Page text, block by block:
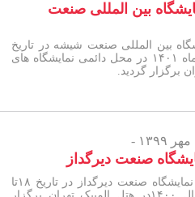
بین المللی صنعت
بین المللی صنعت شیشه در تاریخ
۸ الی ۱۱ تیر ماه ۱۴۰۱ در محل دائمی نمایشگاه های
برگزار گردید.
صنعت دیرگداز
ششمین دوره نمایشگاه صنعت دیرگداز در تاریخ ۱۸تا